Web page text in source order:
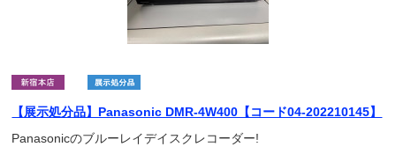
【展示処分品】Panasonic DMR-4W400【コード04-202210145】
Panasonicのブルーレイデイスクレコーダー!